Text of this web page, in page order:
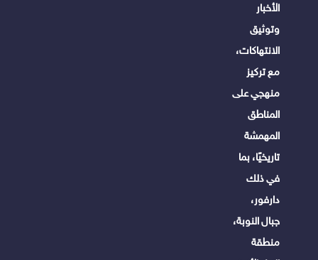
الأخبار
وتوثيق
الانتهاكات،
مع تركيز
منهجي على
المناطق
المهمشة
تاريخيًا، بما
في ذلك
دارفور،
جبال النوبة،
منطقة